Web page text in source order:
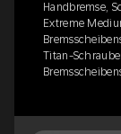
Handbremse,
Extreme
Titan-